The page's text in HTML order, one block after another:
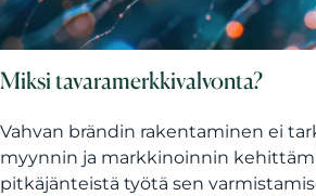
Miksi tavaramerkkivalvonta?
Vahvan brändin rakentaminen ei
myynnin ja markkinoinnin
pitkäjänteistä työtä sen